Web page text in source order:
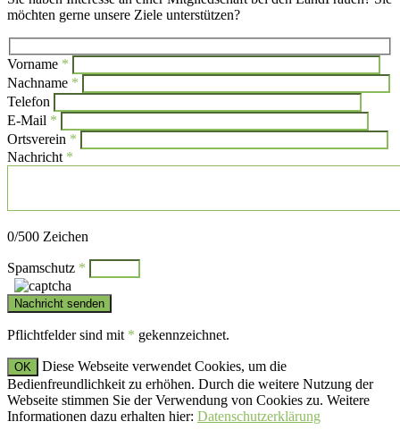
möchten gerne unsere Ziele unterstützen?
Vorname *
Nachname *
Telefon
E-Mail *
Ortsverein *
Nachricht *
0/500 Zeichen
Spamschutz *
Pflichtfelder sind mit * gekennzeichnet.
OK
Diese Webseite verwendet Cookies, um die
Bedienfreundlichkeit zu erhöhen. Durch die weitere Nutzung der
Webseite stimmen Sie der Verwendung von Cookies zu. Weitere
Informationen dazu erhalten hier: Datenschutzerklärung